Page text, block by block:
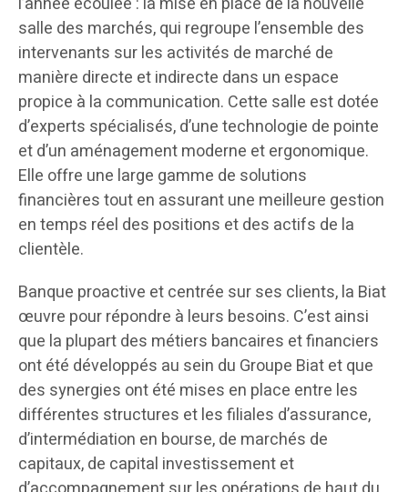
salle des marchés, qui regroupe l’ensemble des
intervenants sur les activités de marché de
manière directe et indirecte dans un espace
propice à la communication. Cette salle est dotée
d’experts spécialisés, d’une technologie de pointe
et d’un aménagement moderne et ergonomique.
Elle offre une large gamme de solutions
financières tout en assurant une meilleure gestion
en temps réel des positions et des actifs de la
clientèle.
Banque proactive et centrée sur ses clients, la Biat
œuvre pour répondre à leurs besoins. C’est ainsi
que la plupart des métiers bancaires et financiers
ont été développés au sein du Groupe Biat et que
des synergies ont été mises en place entre les
différentes structures et les filiales d’assurance,
d’intermédiation en bourse, de marchés de
capitaux, de capital investissement et